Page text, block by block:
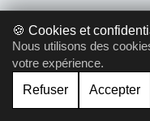
🍪 Cookies et
Nous utilisons des
votre expérience.
Refuser
Accepter